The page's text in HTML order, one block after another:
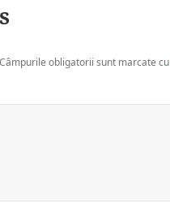
Câmpurile obligatorii sunt marcate cu